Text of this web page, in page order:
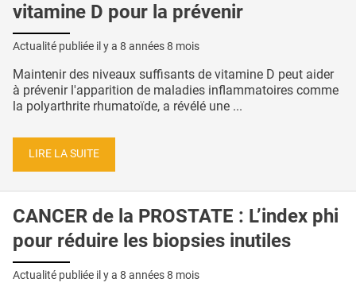
vitamine D pour la prévenir
Actualité publiée il y a 8 années 8 mois
Maintenir des niveaux suffisants de vitamine D peut aider
à prévenir l'apparition de maladies inflammatoires comme
la polyarthrite rhumatoïde, a révélé une ...
LIRE LA SUITE
CANCER de la PROSTATE : L’index phi
pour réduire les biopsies inutiles
Actualité publiée il y a 8 années 8 mois